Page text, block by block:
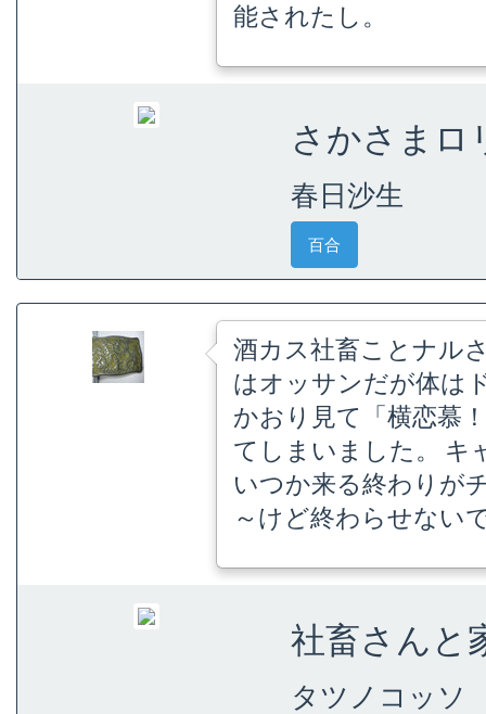
能されたし。
さかさまロ
春日沙生
百合
酒カス社畜ことナル
はオッサンだが体は
かおり見て「横恋慕
てしまいました。 キ
いつか来る終わりが
～けど終わらせない
社畜さんと
タツノコッソ